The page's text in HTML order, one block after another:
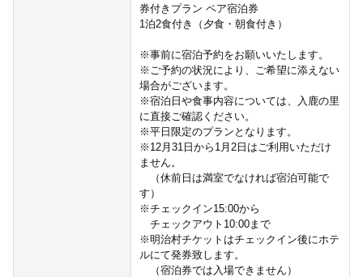
券付きプラン ペア宿泊券
1泊2食付き（夕食・朝食付き）
※事前に宿泊予約をお願いいたします。
※ご予約の状況により、ご希望に添えない
場合がございます。
※宿泊日や食事内容については、入鹿の里
に直接ご確認ください。
※平日限定のプランとなります。
※12月31日から1月2日はご利用いただけ
ません。
（休前日は満室でなければ宿泊可能で
す）
※チェックイン15:00から
チェックアウト10:00まで
※明治村チケットはチェックイン後にホテ
ルにて発券致します。
（宿泊券では入場できません）